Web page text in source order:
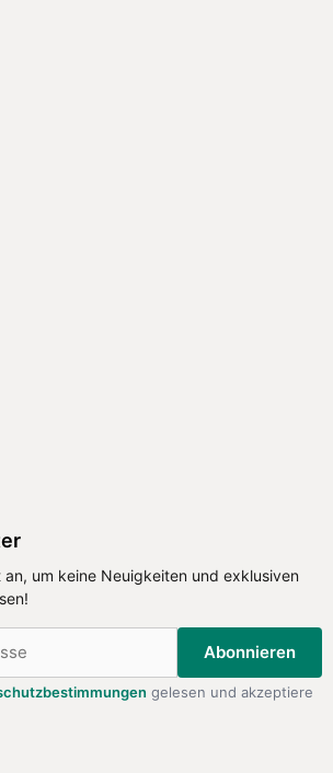
um keine Neuigkeiten und exklusiven
Abonnieren
gelesen und akzeptiere
zu verpassen!
Abonnieren